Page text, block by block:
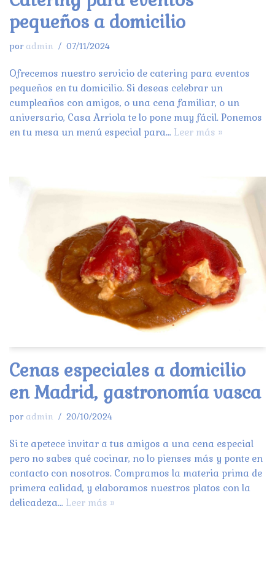
pequeños a domicilio
por admin 07/11/2024
Ofrecemos nuestro servicio de catering para eventos
pequeños en tu domicilio. Si deseas celebrar un
cumpleaños con amigos, o una cena familiar, o un
aniversario, Casa Arriola te lo pone muy fácil. Ponemos
en tu mesa un menú especial para… Leer más »
Cenas especiales a domicilio
en Madrid, gastronomía vasca
por admin 20/10/2024
Si te apetece invitar a tus amigos a una cena especial
pero no sabes qué cocinar, no lo pienses más y ponte en
contacto con nosotros. Compramos la materia prima de
primera calidad, y elaboramos nuestros platos con la
delicadeza… Leer más »